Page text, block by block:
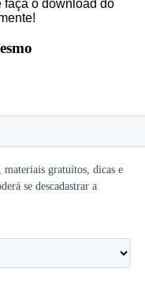
faça o download do
gratuitos, dicas e
se descadastrar a